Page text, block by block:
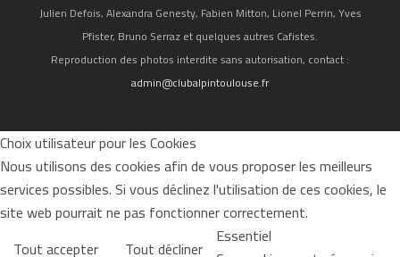
Julien Defois, Alexandra Genesty, Fabien Mitton, Lionel Perrin, Yves
Pfister, Bruno Serraz et quelques autres Cafistes.
Reproduction des photos interdite sans autorisation, contact :
admin@clubalpintoulouse.fr
Choix utilisateur pour les Cookies
Nous utilisons des cookies afin de vous proposer les meilleurs
services possibles. Si vous déclinez l'utilisation de ces cookies, le
site web pourrait ne pas fonctionner correctement.
Tout accepter
Tout décliner Essentiel